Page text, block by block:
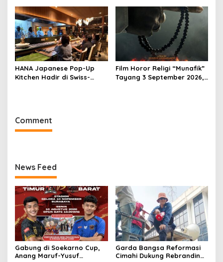
Rasa Khas Nusantara
Sukabumi
HANA Japanese Pop-Up
Kitchen Hadir di Swiss-
Film Horor Religi “Munafik”
Tayang 3 September 2026,
Comment
News Feed
Gabung di Soekarno Cup,
Anang Maruf-Yusuf
Garda Bangsa Reformasi
Cimahi Dukung Rebranding